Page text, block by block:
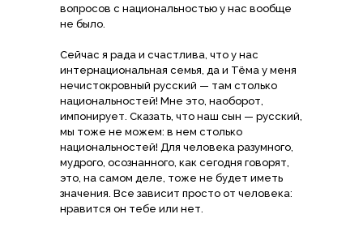
вопросов с национальностью у нас вообще
не было.
Сейчас я рада и счастлива, что у нас
интернациональная семья, да и Тёма у меня
нечистокровный русский — там столько
национальностей! Мне это, наоборот,
импонирует. Сказать, что наш сын — русский,
мы тоже не можем: в нем столько
национальностей! Для человека разумного,
мудрого, осознанного, как сегодня говорят,
это, на самом деле, тоже не будет иметь
значения. Все зависит просто от человека:
нравится он тебе или нет.